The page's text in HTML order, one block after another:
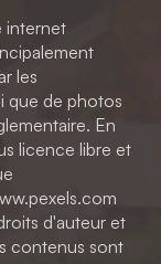
internet
les
que de photos
En
licence libre et
d'auteur et
contenus sont